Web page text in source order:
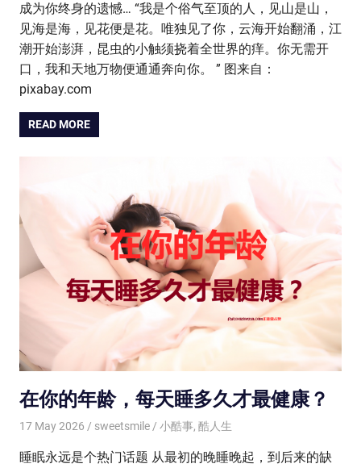
成为你终身的遗憾… “我是个俗气至顶的人，见山是山，
见海是海，见花便是花。唯独见了你，云海开始翻涌，江
潮开始澎湃，昆虫的小触须挠着全世界的痒。你无需开
口，我和天地万物便通通奔向你。 ” 图来自：
pixabay.com
READ MORE
在你的年龄，每天睡多久才最健康？
17 May 2026 sweetsmile 小酷事, 酷人生
睡眠永远是个热门话题 从最初的晚睡晚起，到后来的缺